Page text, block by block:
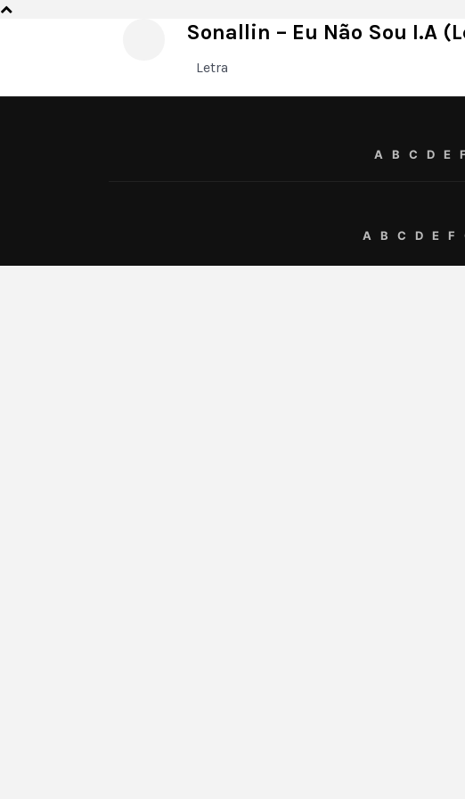
Sonallin – Eu Não Sou I.A
Letra
A B C D E F
A B C D E F